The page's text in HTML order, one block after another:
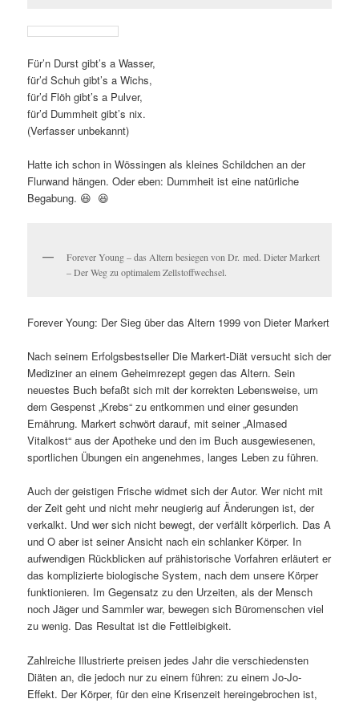
Für’n Durst gibt’s a Wasser,
für’d Schuh gibt’s a Wichs,
für’d Flöh gibt’s a Pulver,
für’d Dummheit gibt’s nix.
(Verfasser unbekannt)
Hatte ich schon in Wössingen als kleines Schildchen an der
Flurwand hängen. Oder eben: Dummheit ist eine natürliche
Begabung. 😆 😆
Forever Young – das Altern besiegen von Dr. med. Dieter Markert
– Der Weg zu optimalem Zellstoffwechsel.
Forever Young: Der Sieg über das Altern 1999 von Dieter Markert
Nach seinem Erfolgsbestseller Die Markert-Diät versucht sich der
Mediziner an einem Geheimrezept gegen das Altern. Sein
neuestes Buch befaßt sich mit der korrekten Lebensweise, um
dem Gespenst „Krebs“ zu entkommen und einer gesunden
Ernährung. Markert schwört darauf, mit seiner „Almased
Vitalkost“ aus der Apotheke und den im Buch ausgewiesenen,
sportlichen Übungen ein angenehmes, langes Leben zu führen.
Auch der geistigen Frische widmet sich der Autor. Wer nicht mit
der Zeit geht und nicht mehr neugierig auf Änderungen ist, der
verkalkt. Und wer sich nicht bewegt, der verfällt körperlich. Das A
und O aber ist seiner Ansicht nach ein schlanker Körper. In
aufwendigen Rückblicken auf prähistorische Vorfahren erläutert er
das komplizierte biologische System, nach dem unsere Körper
funktionieren. Im Gegensatz zu den Urzeiten, als der Mensch
noch Jäger und Sammler war, bewegen sich Büromenschen viel
zu wenig. Das Resultat ist die Fettleibigkeit.
Zahlreiche Illustrierte preisen jedes Jahr die verschiedensten
Diäten an, die jedoch nur zu einem führen: zu einem Jo-Jo-
Effekt. Der Körper, für den eine Krisenzeit hereingebrochen ist,